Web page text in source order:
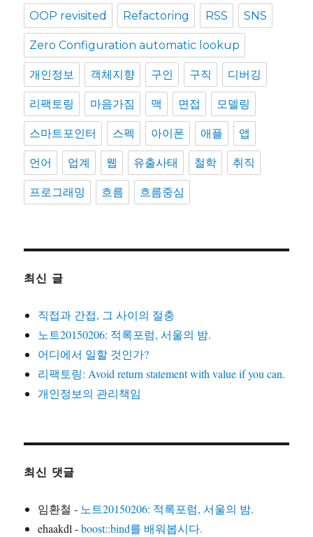
OOP revisited Refactoring RSS SNS
Zero Configuration automatic lookup
개인정보 객체지향 구인 구직 디버깅
리팩토링 마음가짐 맥 면접 모델링
스마트포인터 스펙 아이폰 애플 앱
언어 업계 웹 유출사태 철학 취직
프로그래밍 흐름 흐름중심
최신 글
직접과 간접, 그 사이의 절충
노트20150206: 적록포럼, 서울의 밤.
어디에서 일할 것인가?
리팩토링: Avoid return statement with value if you can.
개인정보의 관리책임
최신 댓글
임환철 - 노트20150206: 적록포럼, 서울의 밤.
ehaakdl-boost::bind를 배워봅시다.